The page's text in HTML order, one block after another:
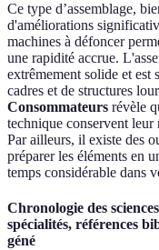
Ce type d’assemblage,
d'améliorations
machines à défoncer
une rapidité accrue.
extrêmement solide et est
cadres et de structures
Consommateurs révèle
technique conservent leur
Par ailleurs, il existe des
préparer les éléments en
temps considérable dans
Chronologie des
spécialités, références
géné